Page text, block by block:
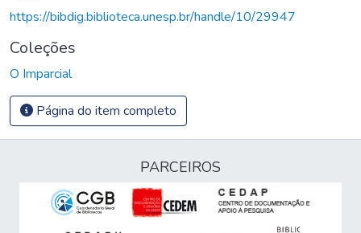
https://bibdig.biblioteca.unesp.br/handle/10/29947
Coleções
O Imparcial
Página do item completo
PARCEIROS